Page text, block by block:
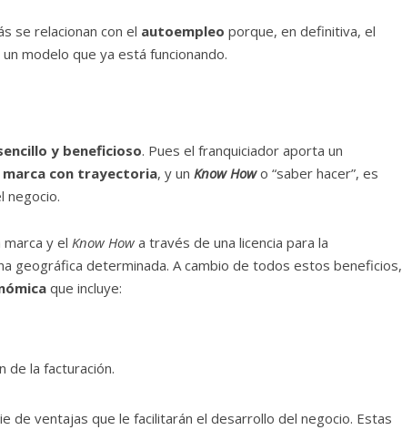
se relacionan con el autoempleo porque, en definitiva, el
modelo que ya está funcionando.
y beneficioso. Pues el franquiciador aporta un
marca con trayectoria, y un Know Howo “saber hacer”, es
negocio.
y el Know How a través de una licencia para la
geográfica determinada. A cambio de todos estos beneficios,
que incluye:
de la facturación.
de ventajas que le facilitarán el desarrollo del negocio. Estas